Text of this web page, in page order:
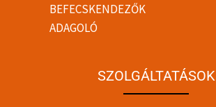
BEFECSKENDEZŐK
ADAGOLÓ
SZOLGÁLTATÁSOK